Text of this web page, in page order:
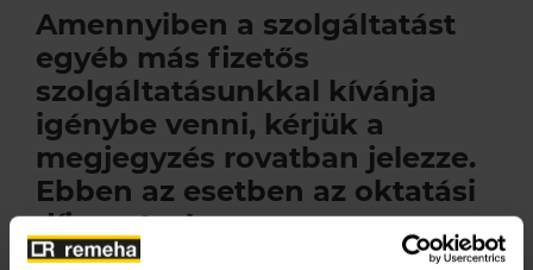
Amennyiben a szolgáltatást
egyéb más fizetős
szolgáltatásunkkal kívánja
igénybe venni, kérjük a
megjegyzés rovatban jelezze.
Ebben az esetben az oktatási
díjmentes!